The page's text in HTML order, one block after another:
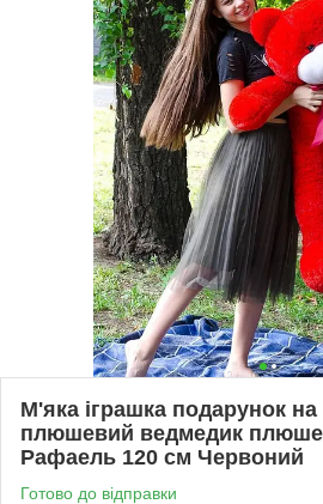
М'яка іграшка подарунок на
плюшевий ведмедик
Рафаель 120 см Червоний
Готово до відправки